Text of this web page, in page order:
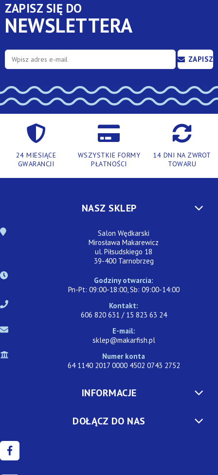
ZAPISZ SIĘ DO
NEWSLETTERA
ZAPISZ
24 MIESIĄCE
GWARANCJI
WSZYSTKIE FORMY
PŁATNOŚCI
14 DNI NA ZWROT
TOWARU
NASZ SKLEP
Salon Wędkarski
Mirosława Makarewicz
ul. Piłsudskiego 18
39-400 Tarnobrzeg
Godziny otwarcia:
Pn-Pt: 09:00-18:00, Sb: 09:00-14:00
Kontakt:
606 820 631 / 15 823 63 24
E-mail:
sklep@makarfish.pl
Numer konta
64 1140 2017 0000 4502 0743 2752
INFORMACJE
DOŁĄCZ DO NAS